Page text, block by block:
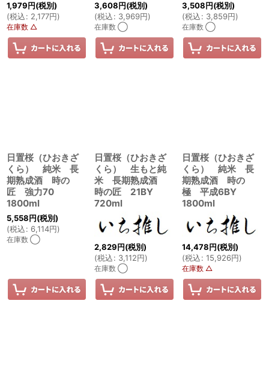
1,979円(税別)
(税込: 2,177円)
在庫数 △
3,608円(税別)
(税込: 3,969円)
在庫数 ◯
3,508円(税別)
(税込: 3,859円)
在庫数 ◯
日置桜（ひおきざ
くら） 純米 長
期熟成酒 時の
匠 強力70
1800ml
5,558円(税別)
(税込: 6,114円)
在庫数 ◯
日置桜（ひおきざ
くら） 生もと純
米 長期熟成酒
時の匠 21BY
720ml
2,829円(税別)
(税込: 3,112円)
在庫数 ◯
日置桜（ひおきざ
くら） 純米 長
期熟成酒 時の
極 平成6BY
1800ml
14,478円(税別)
(税込: 15,926円)
在庫数 △